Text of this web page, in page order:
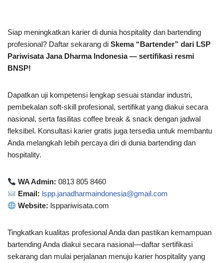
Siap meningkatkan karier di dunia hospitality dan bartending
profesional? Daftar sekarang di Skema “Bartender” dari LSP
Pariwisata Jana Dharma Indonesia — sertifikasi resmi
BNSP!
Dapatkan uji kompetensi lengkap sesuai standar industri,
pembekalan soft-skill profesional, sertifikat yang diakui secara
nasional, serta fasilitas coffee break & snack dengan jadwal
fleksibel. Konsultasi karier gratis juga tersedia untuk membantu
Anda melangkah lebih percaya diri di dunia bartending dan
hospitality.
WA Admin: 0813 805 8460
Email: lspp.janadharmaindonesia@gmail.com
Website: lsppariwisata.com
Tingkatkan kualitas profesional Anda dan pastikan kemampuan
bartending Anda diakui secara nasional—daftar sertifikasi
sekarang dan mulai perjalanan menuju karier hospitality yang